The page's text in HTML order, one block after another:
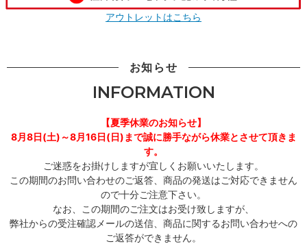
アウトレットはこちら
お知らせ
INFORMATION
【夏季休業のお知らせ】
8月8日(土)～8月16日(日)まで誠に勝手ながら休業とさせて頂きま
す。
ご迷惑をお掛けしますが宜しくお願いいたします。
この期間のお問い合わせのご返答、商品の発送はご対応できません
ので十分ご注意下さい。
なお、この期間のご注文はお受け致しますが、
弊社からの受注確認メールの送信、商品に関するお問い合わせへの
ご返答ができません。